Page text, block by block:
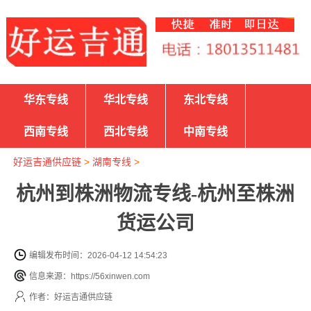
华东专线 华北专线 东北专线
西南专线 西北专线 中南专线
好运吉通供应链> 湖南专线 >
杭州到株洲物流专线-杭州至株洲
货运公司
编辑发布时间：2026-04-12 14:54:23
信息来源：https://56xinwen.com
作者：好运吉通供应链